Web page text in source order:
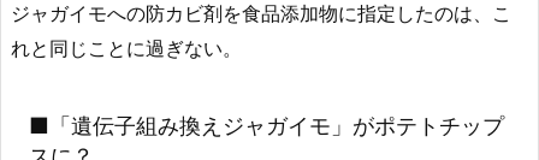
ジャガイモへの防カビ剤を食品添加物に指定したのは、こ
れと同じことに過ぎない。
■「遺伝子組み換えジャガイモ」がポテトチップ